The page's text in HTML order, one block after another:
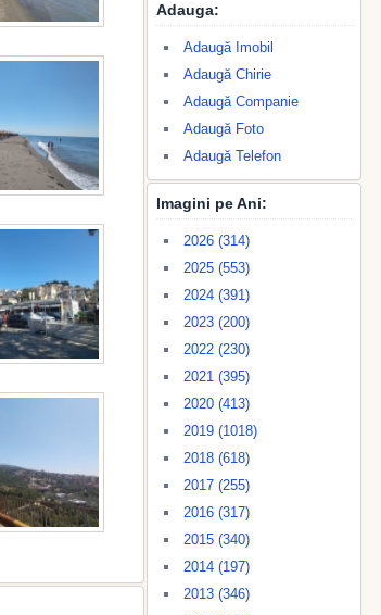
Adauga:
Adaugă Imobil
Adaugă Chirie
Adaugă Companie
Adaugă Foto
Adaugă Telefon
Imagini pe Ani:
2026 (314)
2025 (553)
2024 (391)
2023 (200)
2022 (230)
2021 (395)
2020 (413)
2019 (1018)
2018 (618)
2017 (255)
2016 (317)
2015 (340)
2014 (197)
2013 (346)